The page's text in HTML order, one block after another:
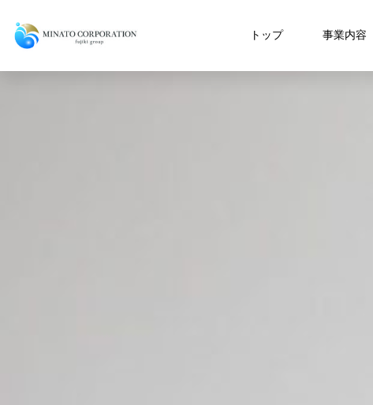
トップ 事業内容